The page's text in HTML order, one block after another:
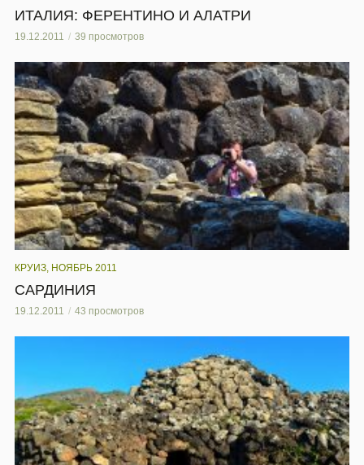
ИТАЛИЯ: ФЕРЕНТИНО И АЛАТРИ
19.12.2011 39 просмотров
КРУИЗ, НОЯБРЬ 2011
САРДИНИЯ
19.12.2011 43 просмотров